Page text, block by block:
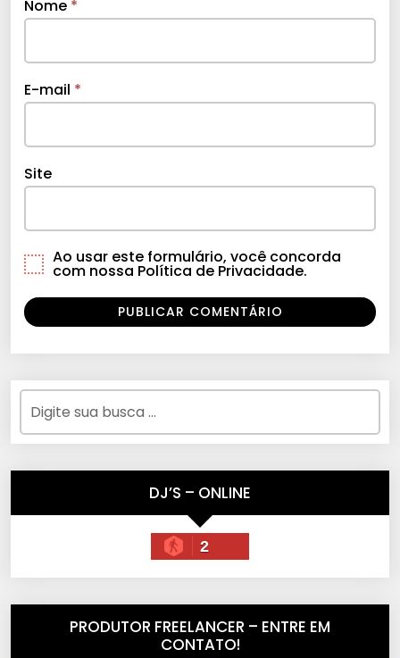
Nome *
E-mail *
Site
Ao usar este formulário, você concorda
com nossa Política de Privacidade.
DJ’S – ONLINE
2
PRODUTOR FREELANCER – ENTRE EM
CONTATO!